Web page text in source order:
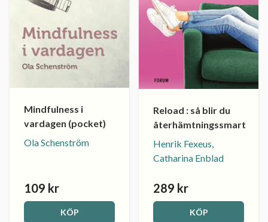
Mindfulness i
vardagen (pocket)
Ola Schenström
109 kr
KÖP
Reload : så blir du
återhämtningssmart
Henrik Fexeus,
Catharina Enblad
289 kr
KÖP